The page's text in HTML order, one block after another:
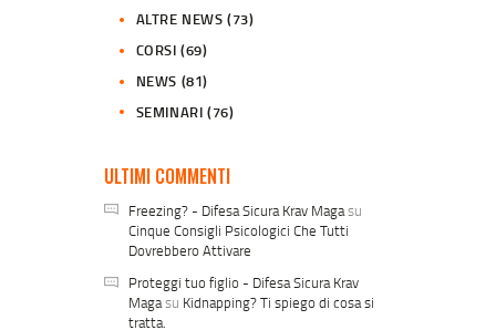
ALTRE NEWS (73)
CORSI (69)
NEWS (81)
SEMINARI (76)
ULTIMI COMMENTI
Freezing? - Difesa Sicura Krav Magasu
Cinque Consigli Psicologici Che Tutti
Dovrebbero Attivare
Proteggi tuo figlio - Difesa Sicura Krav
Magasu Kidnapping? Ti spiego di cosa si
tratta.